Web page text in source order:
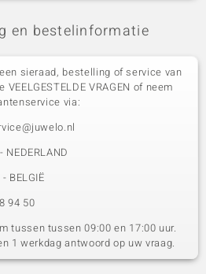
en bestelinformatie
sieraad, bestelling of service van
VRAGEN of neem
via:
BELGIË
94 50
tussen tussen 09:00 en 17:00 uur.
1 werkdag antwoord op uw vraag.